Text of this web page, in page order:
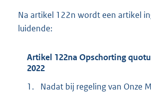
Na artikel 122n wordt een artikel
luidende:
Artikel 122na Opschorting
2022
1.
Nadat bij regeling van Onze